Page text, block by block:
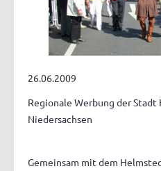
26.06.2009
Regionale Werbung der
Niedersachsen
Gemeinsam mit dem